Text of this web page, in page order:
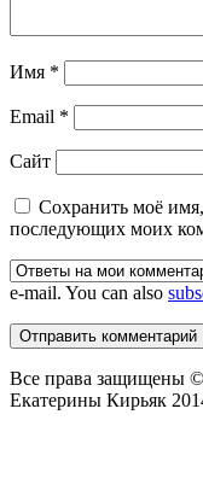
Имя *
Email *
Сайт
Сохранить моё имя,
последующих моих
e-mail. You can also
Все права защищены
Екатерины Кирьяк